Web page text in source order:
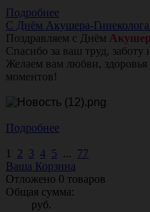
Подробнее
С Днём Акушера-
Поздравляем с Днём
Спасибо за ваш труд, заботу
Желаем вам любви,
моментов!
Подробнее
1 2 3 4 5 ... 77
Ваша Корзина
Отложено 0 товаров
Общая сумма:
руб.